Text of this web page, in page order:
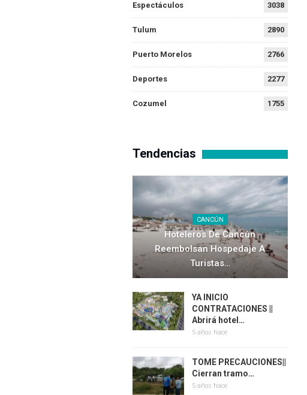
Espectáculos 3038
Tulum 2890
Puerto Morelos 2766
Deportes 2277
Cozumel 1755
Tendencias
CANCÚN
Hoteleros De Cancún
Reembolsan Hospedaje A
Turistas…
YA INICIO
CONTRATACIONES ||
Abrirá hotel…
5 años hace
TOME PRECAUCIONES||
Cierran tramo…
5 años hace